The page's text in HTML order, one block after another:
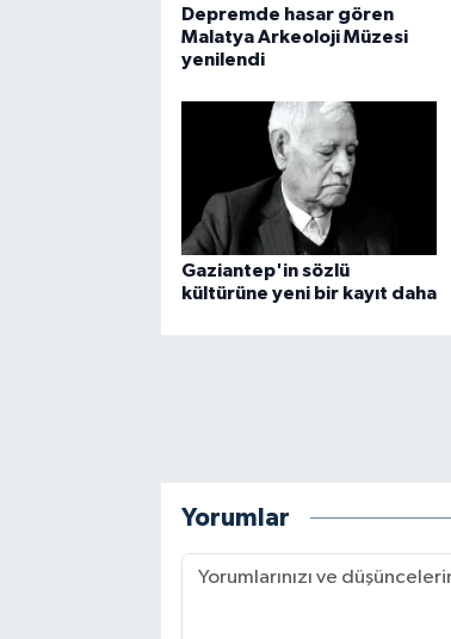
Depremde hasar gören
Malatya Arkeoloji Müzesi
yenilendi
Gaziantep'in sözlü
kültürüne yeni bir kayıt daha
Yorumlar